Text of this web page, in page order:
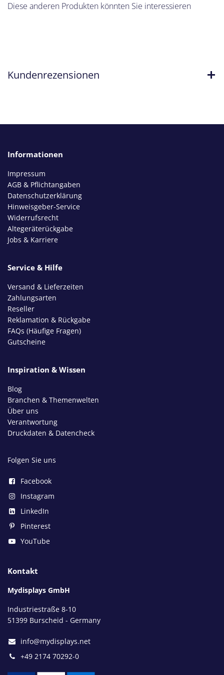
Diese anderen Produkten könnten Sie interessieren
Kundenrezensionen
Informationen
Impressum
AGB & Pflichtangaben
Datenschutzerklärung
Hinweisgeber-Service
Widerrufsrecht
Altegeräterückgabe
Jobs & Karriere
Service & Hilfe
Versand & Lieferzeiten
Zahlungsarten
Reseller
Reklamation & Rückgabe
FAQs (Häufige Fragen)
Gutscheine
Inspiration & Wissen
Blog
Branchen & Themenwelten
Über uns
Verantwortung
Druckdaten & Datencheck
Folgen Sie uns
Facebook
Instagram
LinkedIn
Pinterest
YouTube
Kontakt
Mydisplays GmbH
Industriestraße 8-10
51399 Burscheid - Germany
info@mydisplays.net
+49 2174 70292-0